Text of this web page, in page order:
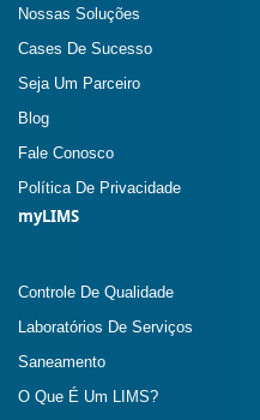
Nossas Soluções
Cases De Sucesso
Seja Um Parceiro
Blog
Fale Conosco
Política De Privacidade
myLIMS
Controle De Qualidade
Laboratórios De Serviços
Saneamento
O Que É Um LIMS?